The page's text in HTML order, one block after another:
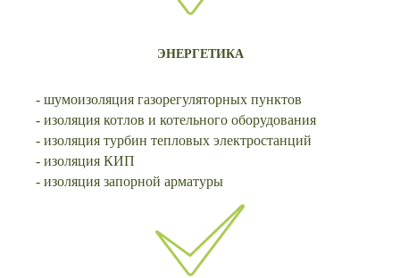
ЭНЕРГЕТИКА
- шумоизоляция газорегуляторных пунктов
- изоляция котлов и котельного оборудования
- изоляция турбин тепловых электростанций
- изоляция КИП
- изоляция запорной арматуры